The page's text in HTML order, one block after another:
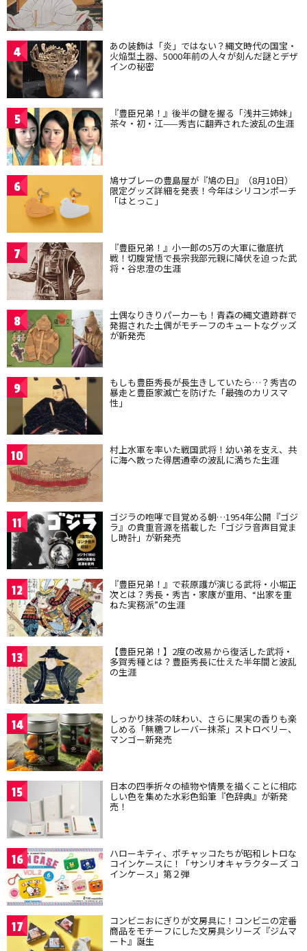
4 あの装飾は「炎」ではない？縄文時代の国宝・
火焔型土器、5000年前の人々が刻んだ謎とデザ
インの秘密
5 『豊臣兄弟！』後半の鍵を握る「浅井三姉妹」
茶々・初・江——秀吉に翻弄された波乱の生涯
6 鳩サブレーの豊島屋が『鳩の日』（8月10日）
限定グッズ詳細を発表！今年はシリコンポーチ
「はとっこ」
7 『豊臣兄弟！』小一郎の5万の大軍に徹底抗
戦！切腹覚悟で長宗我部元親に降伏を迫った武
将・谷忠澄の生涯
8 土偶なりきりパーカーも！青森の縄文遺跡群で
発掘された土偶がモチーフのキュートなグッズ
が新発売
9 もしも豊臣秀長が長生きしていたら…？秀吉の
暴走と豊臣家滅亡を防げた「最強のカリスマ
性」
10 村上水軍を率いた戦国武将！幼い弟を支え、共
に海へ散った得居通幸の波乱に満ちた生涯
11 ゴジラの咆哮で目覚める朝…1954年公開『ゴジ
ラ』の貴重音源を搭載した「ゴジラ音声目覚ま
し時計」が新発売
12 『豊臣兄弟！』で萩原護が演じる武将・小堀正
次とは？秀長・秀吉・家康が重用、“出家を重
ねた実務派”の生涯
13 【豊臣兄弟！】2度の改易から復活した武将・
多賀秀種とは？豊臣秀長に仕えた半年間と波乱
の生涯
14 しっかり抹茶の味わい、さらに果実の香りも楽
しめる「無糖フレーバー抹茶」ストロベリー、
マンゴー新発売
15 日本の四季折々の植物や情景を描くことに相応
しい色を集めた水彩色鉛筆『色辞典』が新発
売！
16 ハローキティ、ポチャッコたちが昭和レトロな
コインケースに！「サンリオキャラクターズ コ
インケース」第２弾
17 コンビニおにぎりが文房具に！コンビニの定番
商品をモチーフにした文房具シリーズ『ジムマ
ート』誕生